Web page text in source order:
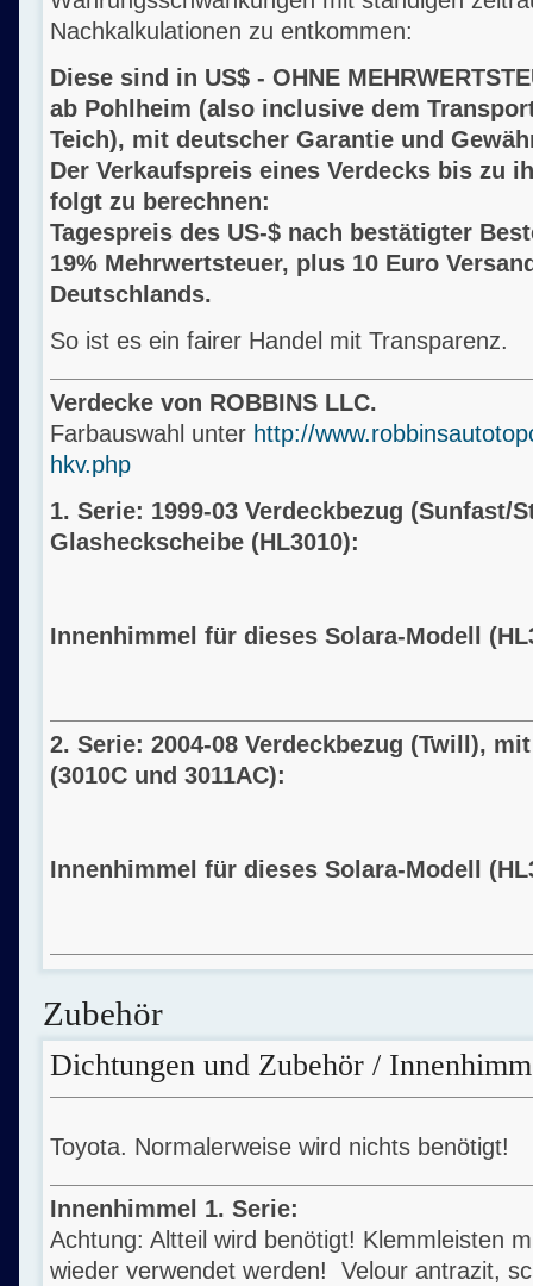
Nachkalkulationen zu entkommen:
Diese sind in US$ - OHNE
ab Pohlheim (also inclusive dem
Teich), mit deutscher Garantie und
Der Verkaufspreis eines Verdecks bis zu
folgt zu berechnen:
Tagespreis des US-$ nach bestätigter
19% Mehrwertsteuer, plus 10 Euro
Deutschlands.
So ist es ein fairer Handel mit Transparenz.
Verdecke von ROBBINS LLC.
Farbauswahl unter http://
hkv.php
1. Serie: 1999-03 Verdeckbezug (Sunfast/
Glasheckscheibe (HL3010):
Innenhimmel für dieses Solara-Modell
2. Serie: 2004-08 Verdeckbezug (Twill),
(3010C und 3011AC):
Innenhimmel für dieses Solara-Modell
Zubehör
Dichtungen und Zubehör /
Toyota. Normalerweise wird nichts benötigt!
Innenhimmel 1. Serie:
Achtung: Altteil wird benötigt! Klemmleisten
wieder verwendet werden! Velour antrazit,